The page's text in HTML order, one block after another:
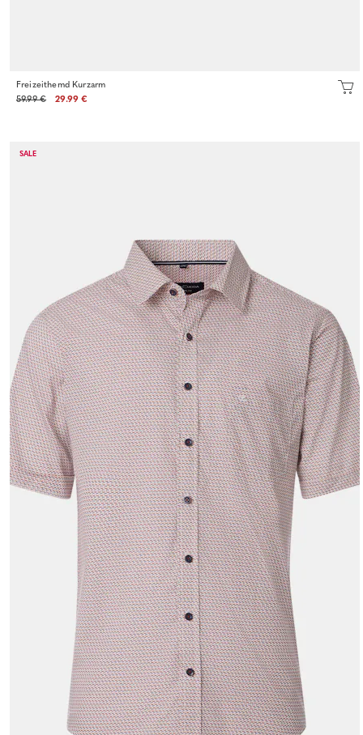
Freizeithemd Kurzarm
59.99 €
29.99 €
SALE